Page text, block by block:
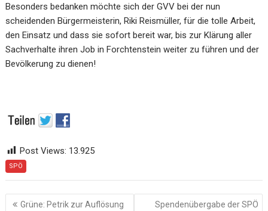
Besonders bedanken möchte sich der GVV bei der nun
scheidenden Bürgermeisterin, Riki Reismüller, für die tolle Arbeit,
den Einsatz und dass sie sofort bereit war, bis zur Klärung aller
Sachverhalte ihren Job in Forchtenstein weiter zu führen und der
Bevölkerung zu dienen!
Post Views: 13.925
SPÖ
Beitragsnavigation
Grüne: Petrik zur Auflösung
Spendenübergabe der SPÖ